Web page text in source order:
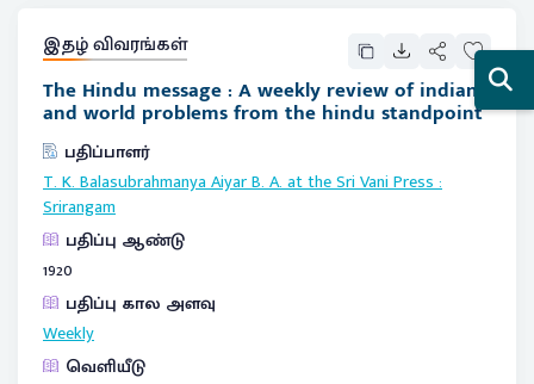
இதழ் விவரங்கள்
The Hindu message : A weekly review of indian
and world problems from the hindu standpoint
பதிப்பாளர்
T. K. Balasubrahmanya Aiyar B. A. at the Sri Vani Press:
Srirangam
பதிப்பு ஆண்டு
1920
பதிப்பு கால அளவு
Weekly
வெளியீடு